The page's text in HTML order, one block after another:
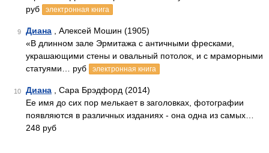
руб
электронная книга
9 Диана , Алексей Мошин (1905)
«В длинном зале Эрмитажа с античными фресками,
украшающими стены и овальный потолок, и с мраморными
статуями… руб
электронная книга
10 Диана , Сара Брэдфорд (2014)
Ее имя до сих пор мелькает в заголовках, фотографии
появляются в различных изданиях - она одна из самых…
248 руб